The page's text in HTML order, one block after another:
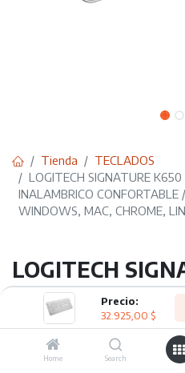
Precio:
32.925,00 $
Home Search
Tienda
TECLADOS
LOGITECH SIGNATURE
INALAMBRICO CONFORTABLE
WINDOWS, MAC, CHROME,
LOGITECH
(BLANCO) /
INALAMBRICO
COMPATIBLE